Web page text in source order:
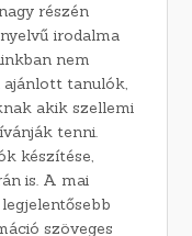
részén
irodalma
nem
ajánlott tanulók,
akik szellemi
tenni.
készítése,
is. A mai
szöveges